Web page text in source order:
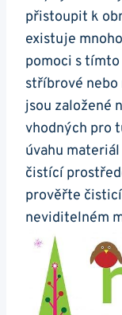
přistoupit k
existuje
pomoci s
stříbrové
jsou založené
vhodných ⁣pro
úvahu
čistící
⁢prověřte
neviditelném